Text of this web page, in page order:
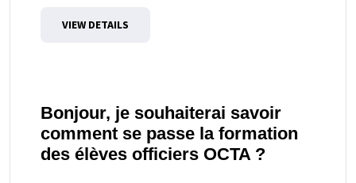
VIEW DETAILS
Bonjour, je souhaiterai savoir
comment se passe la formation
des élèves officiers OCTA ?